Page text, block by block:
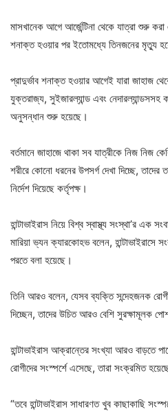
মাসখানেক আগে আর্জেন্টিনা থেকে যাত্রা শুরু করা
শনাক্ত হওয়ার পর ইতোমধ্যে তিনজনের মৃত্যু
প্রাদুর্ভাব শনাক্ত হওয়ার আগেই যারা জাহাজ
যুক্তরাজ্য, সুইজারল্যান্ড এবং নেদারল্যান্ডসসহ
অনুসন্ধান শুরু হয়েছে।
বর্তমানে জাহাজে থাকা সব যাত্রীকে নিজ নিজ
শরীরে কোনো ধরনের উপসর্গ দেখা দিচ্ছে, তাদের
নির্দেশ দিয়েছে কর্তৃপক্ষ।
হান্টাভাইরাস নিয়ে বিশ্ব স্বাস্থ্য সংস্থা’র এক
মারিয়া ভ্যন ক্যারকোহভ বলেন, হান্টাভাইরাসে
পরতে বলা হয়েছে।
তিনি আরও বলেন, যেসব ব্যক্তি সন্দেহজনক
দিচ্ছেন, তাদের উচিত আরও বেশি সুরক্ষামূলক
হান্টাভাইরাস আক্রান্তের সংখ্যা আরও বাড়তে
রোগীদের সংস্পর্শে এসেছে, তারা সংক্রমিত
“তবে হান্টাভাইরাস সাধারণত খুব কাছাকাছি